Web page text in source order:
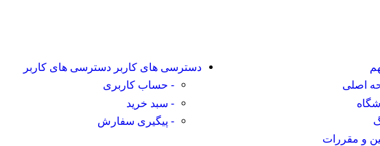
اصلی
و مقررات
دسترسی های کاربر دسترسی های کاربر
- حساب کاربری
- سبد خرید
- پیگیری سفارش